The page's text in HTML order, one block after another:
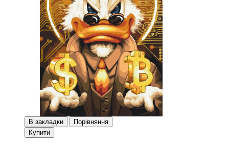
В закладки
Порівняння
Купити